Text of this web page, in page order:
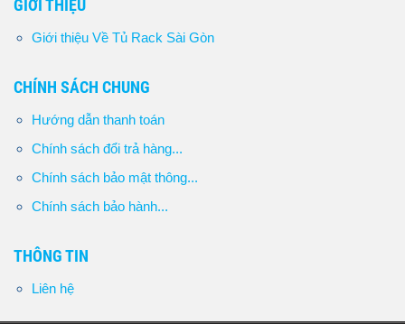
GIỚI THIỆU
Giới thiệu Về Tủ Rack Sài Gòn
CHÍNH SÁCH CHUNG
Hướng dẫn thanh toán
Chính sách đổi trả hàng...
Chính sách bảo mật thông...
Chính sách bảo hành...
THÔNG TIN
Liên hệ